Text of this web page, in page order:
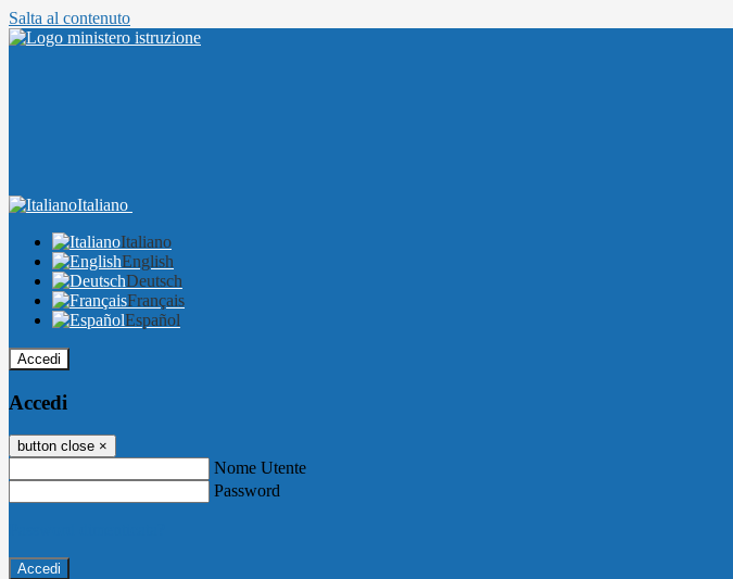
Salta al contenuto
Italiano
Italiano
English
Deutsch
Français
Español
Accedi
Accedi
button close ×
Nome Utente
Password